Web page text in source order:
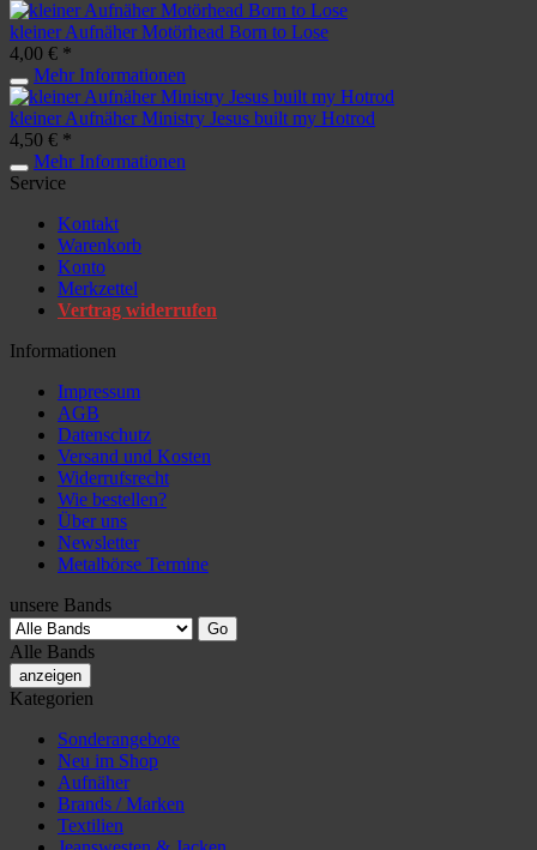
kleiner Aufnäher Motörhead Born to Lose
4,00 € *
Mehr Informationen
kleiner Aufnäher Ministry Jesus built my Hotrod
4,50 € *
Mehr Informationen
Service
Kontakt
Warenkorb
Konto
Merkzettel
Vertrag widerrufen
Informationen
Impressum
AGB
Datenschutz
Versand und Kosten
Widerrufsrecht
Wie bestellen?
Über uns
Newsletter
Metalbörse Termine
unsere Bands
Alle Bands
anzeigen
Kategorien
Sonderangebote
Neu im Shop
Aufnäher
Brands / Marken
Textilien